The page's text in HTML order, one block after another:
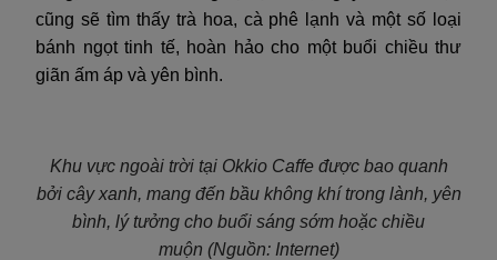
cũng sẽ tìm thấy trà hoa, cà phê lạnh và một số loại
bánh ngọt tinh tế, hoàn hảo cho một buổi chiều thư
giãn ấm áp và yên bình.
Khu vực ngoài trời tại Okkio Caffe được bao quanh
bởi cây xanh, mang đến bầu không khí trong lành, yên
bình, lý tưởng cho buổi sáng sớm hoặc chiều
muộn (Nguồn: Internet)